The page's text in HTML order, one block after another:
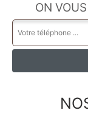
ON